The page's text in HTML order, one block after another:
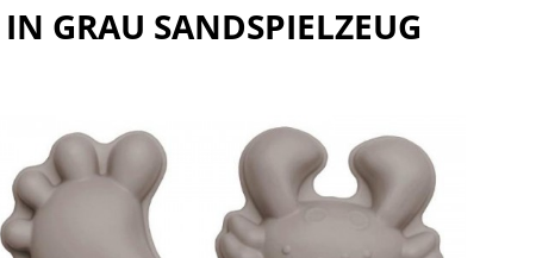
GRAU SANDSPIELZEUG